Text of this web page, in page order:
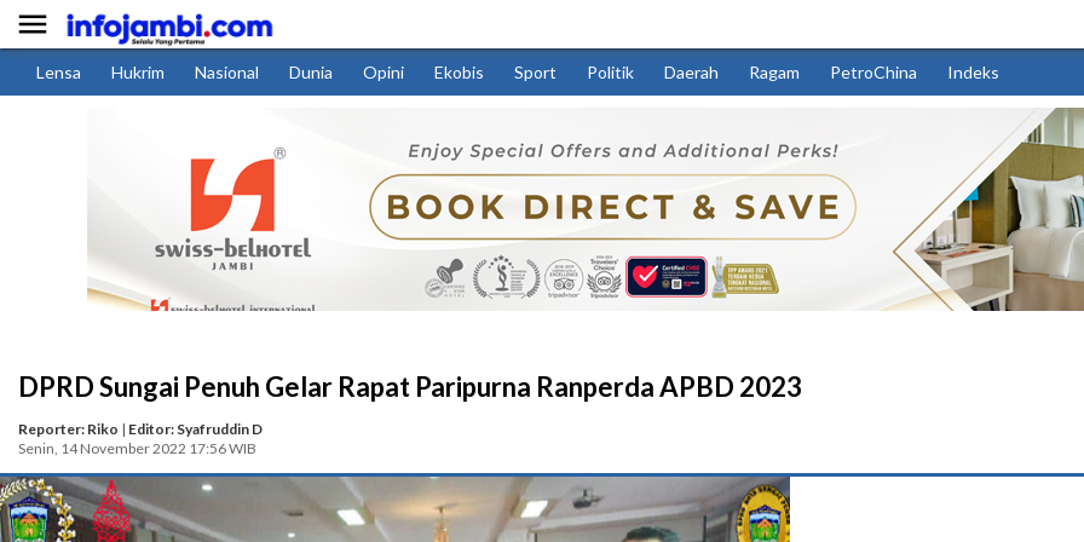

Lensa Hukrim Nasional Dunia Opini Ekobis Sport Politik Daerah Ragam PetroChina Indeks
DPRD Sungai Penuh Gelar Rapat Paripurna Ranperda APBD 2023
Reporter: Riko | Editor: Syafruddin D
Senin, 14 November 2022 17:56 WIB